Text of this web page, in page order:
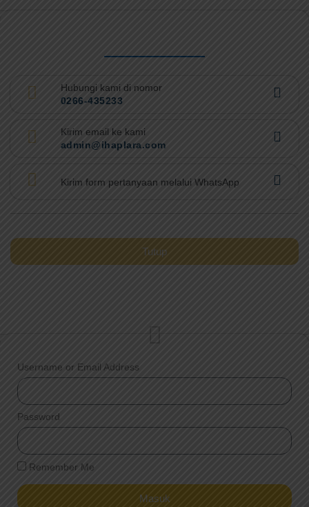
Hubungi kami di nomor
0266-435233
Kirim email ke kami
admin@ihaplara.com
Kirim form pertanyaan melalui WhatsApp
Tutup
Username or Email Address
Password
Remember Me
Masuk